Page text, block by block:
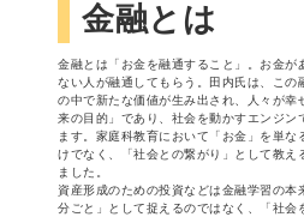
金融とは
金融とは「お金を融通すること」。お金が
ない人が融通してもらう。田内氏は、この
の中で新たな価値が生み出され、人々が幸
来の目的」であり、社会を動かすエンジン
ます。家庭科教育において「お金」を単な
けでなく、「社会との繋がり」として教え
ました。
資産形成のための投資などは金融学習の本
分ごと」として捉えるのではなく、「社会